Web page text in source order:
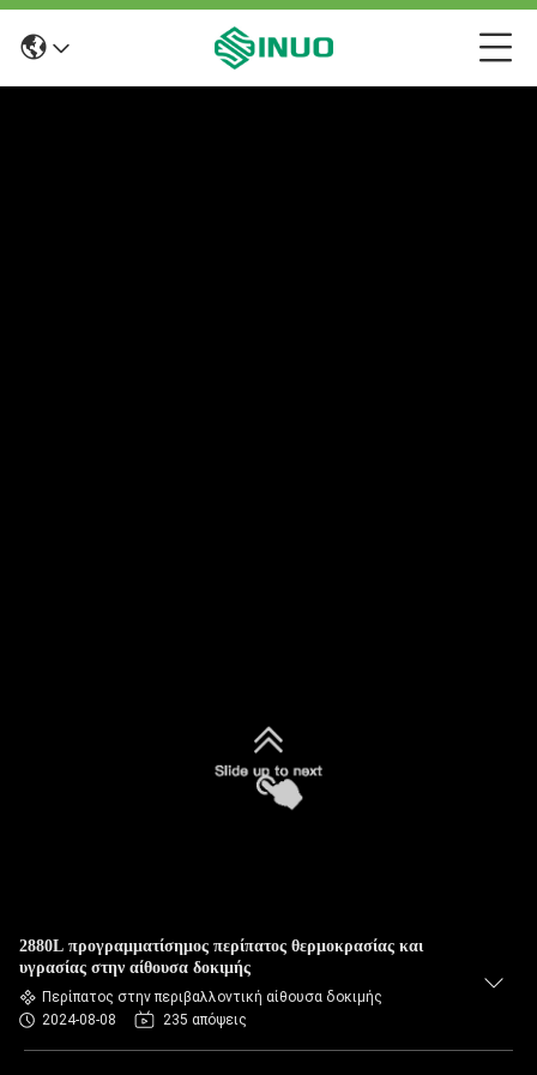
2880L προγραμματίσημος περίπατος θερμοκρασίας και
υγρασίας στην αίθουσα δοκιμής
Περίπατος στην περιβαλλοντική αίθουσα δοκιμής
2024-08-08
235 απόψεις